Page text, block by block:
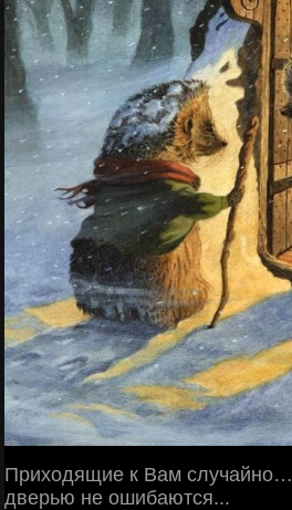
Приходящие к Вам случайно…
дверью не ошибаются...